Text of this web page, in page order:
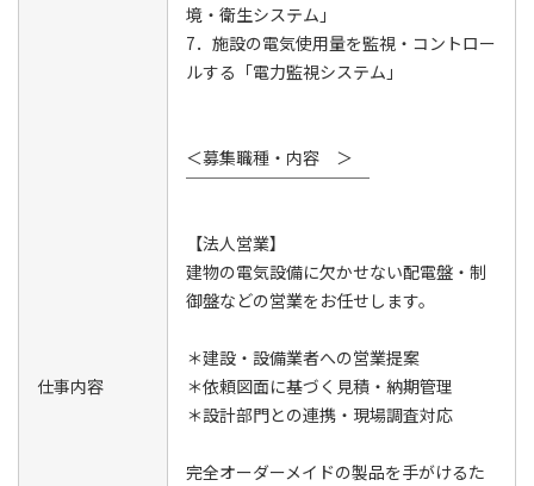
仕事内容
境・衛生システム」
7．施設の電気使用量を監視・コントロー
ルする「電力監視システム」
＜募集職種・内容 ＞
￣￣￣￣￣￣￣￣￣￣￣
【法人営業】
建物の電気設備に欠かせない配電盤・制
御盤などの営業をお任せします。
＊建設・設備業者への営業提案
＊依頼図面に基づく見積・納期管理
＊設計部門との連携・現場調査対応
完全オーダーメイドの製品を手がけるた